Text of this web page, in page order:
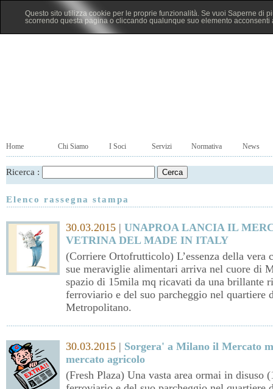
Questo sito utilizza cookie per le proprie funzionalità. Se vuoi Saperne di
scorrendo questa pagina o cliccando qualunque suo elemento acconsenti
Home Chi Siamo I Soci Servizi Normativa News
Ricerca :
Elenco rassegna stampa
30.03.2015 | UNAPROA LANCIA IL
VETRINA DEL MADE IN ITALY
(Corriere Ortofrutticolo) L’essenza della vera
sue meraviglie alimentari arriva nel cuore di
spazio di 15mila mq ricavati da una brillante
ferroviario e del suo parcheggio nel quartiere
Metropolitano.
30.03.2015 | Sorgera' a Milano il Mercato
mercato agricolo
(Fresh Plaza) Una vasta area ormai in disuso